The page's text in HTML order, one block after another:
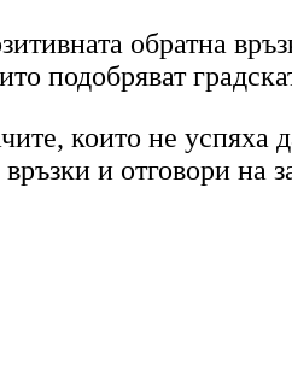
обратна
подобряват
които не успяха
и отговори на